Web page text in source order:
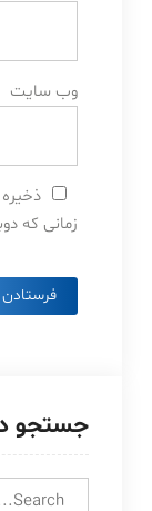
وب‌ سایت
زمانی که
جستجو
Search